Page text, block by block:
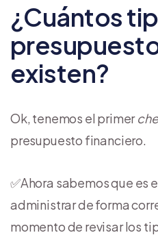
¿Cuántos
existen?
Ok, tenemos el primer
presupuesto financiero.
✅Ahora sabemos que es
administrar de forma
momento de revisar los